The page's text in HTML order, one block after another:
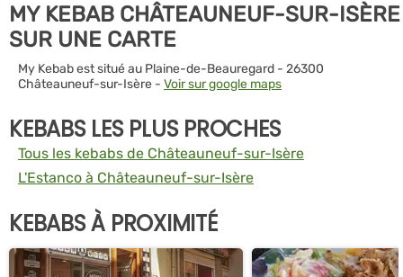
MY KEBAB CHÂTEAUNEUF-SUR-ISÈRE
SUR UNE CARTE
My Kebab est situé au Plaine-de-Beauregard - 26300
Châteauneuf-sur-Isère - Voir sur google maps
KEBABS LES PLUS PROCHES
Tous les kebabs de Châteauneuf-sur-Isère
L'Estanco à Châteauneuf-sur-Isère
KEBABS À PROXIMITÉ